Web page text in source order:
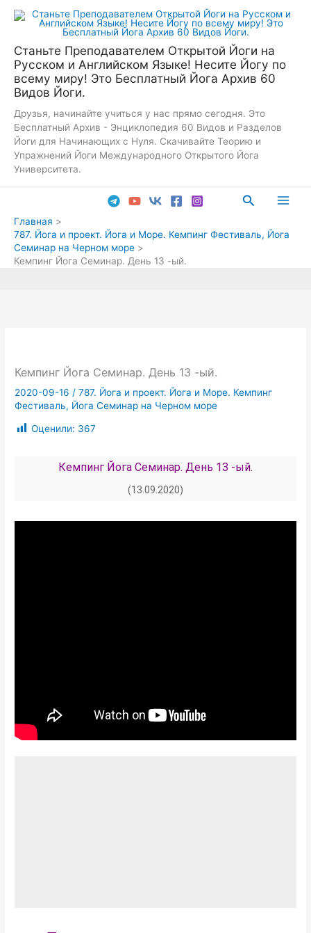
Перейти
Станьте Преподавателем Открытой Йоги на
Русском и Английском Языке! Несите Йогу по
всему миру! Это Бесплатный Йога Архив 60
Видов Йоги.
Друзья, начинайте учиться у нас прямо сегодня. Это
Бесплатный Архив - Энциклопедия 60 Видов и Разделов
Йоги для Начинающих с Нуля. Скачивайте Теорию и
Упражнений Йоги Международного Открытого Йога
Университета.
Поиск
Главная
787. Йога и проект. Йога и Море. Кемпинг Фестиваль, Йога
Семинар на Черном море
Кемпинг Йога Семинар. День 13 -ый.
Кемпинг Йога Семинар. День 13 -ый.
2020-09-16 /787. Йога и проект. Йога и Море. Кемпинг
Фестиваль, Йога Семинар на Черном море
Оценили: 367
Кемпинг Йога Семинар. День 13 -ый.
(13.09.2020)